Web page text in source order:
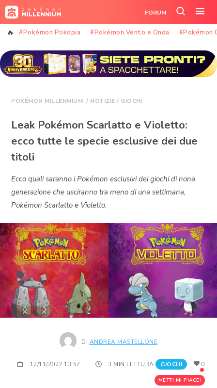
Vai
al
contenuto
FORUM
Cerca
nel il
#Pokémon Pokopia #Pokémon Vento e Onda #Pokémon
POKÉMON MILLENNIUM / NOTIZIE / GIOCHI
Leak Pokémon Scarlatto e Violetto:
ecco tutte le specie esclusive dei due
titoli
Ecco quali saranno i Pokémon esclusivi dei giochi di nona
generazione che usciranno tra meno di una settimana,
Pokémon Scarlatto e Violetto.
DI ANDREA MASTELLONE
12/11/2022 13:57 · 3 MIN LETTURA GIOCHI
METTI MI PIACE!
0